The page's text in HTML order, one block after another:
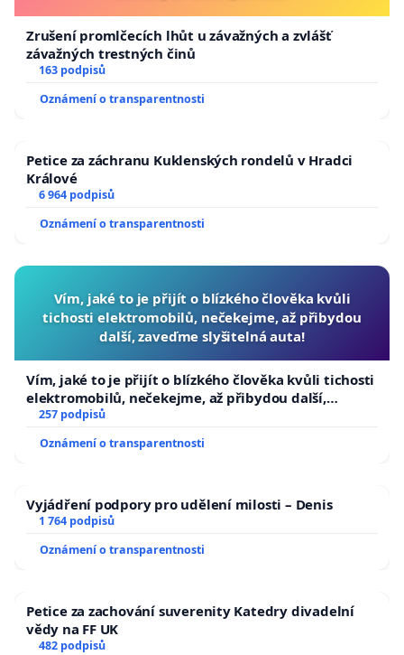
Zrušení promlčecích lhůt u závažných a zvlášť
závažných trestných činů
163 podpisů
Oznámení o transparentnosti
Petice za záchranu Kuklenských rondelů v Hradci
Králové
6 964 podpisů
Oznámení o transparentnosti
Vím, jaké to je přijít o blízkého člověka kvůli
tichosti elektromobilů, nečekejme, až přibydou
další, zaveďme slyšitelná auta!
Vím, jaké to je přijít o blízkého člověka kvůli tichosti
elektromobilů, nečekejme, až přibydou další,
zaveďme slyšitelná auta!
257 podpisů
Oznámení o transparentnosti
Vyjádření podpory pro udělení milosti – Denis
1 764 podpisů
Oznámení o transparentnosti
Petice za zachování suverenity Katedry divadelní
vědy na FF UK
482 podpisů